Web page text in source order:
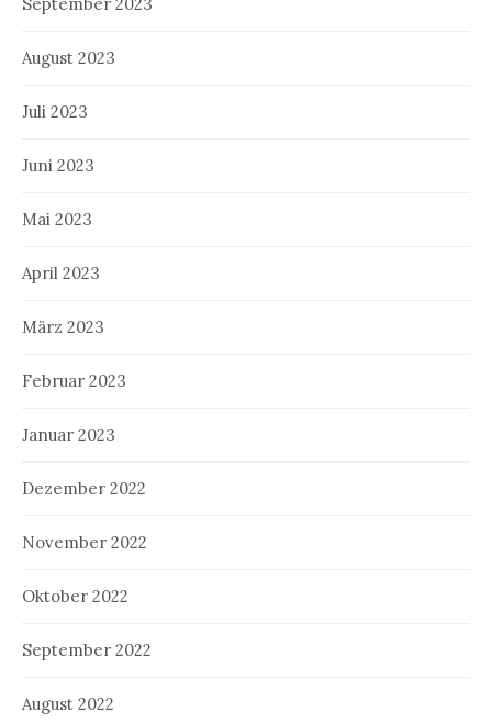
August 2023
Juli 2023
Juni 2023
Mai 2023
April 2023
März 2023
Februar 2023
Januar 2023
Dezember 2022
November 2022
Oktober 2022
September 2022
August 2022